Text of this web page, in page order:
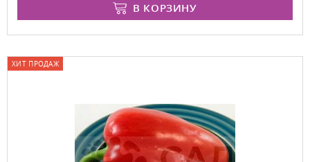
В КОРЗИНУ
ХИТ ПРОДАЖ